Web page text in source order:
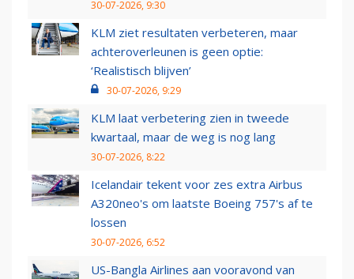
30-07-2026, 9:30
KLM ziet resultaten verbeteren, maar
achteroverleunen is geen optie:
‘Realistisch blijven’
30-07-2026, 9:29
KLM laat verbetering zien in tweede
kwartaal, maar de weg is nog lang
30-07-2026, 8:22
Icelandair tekent voor zes extra Airbus
A320neo's om laatste Boeing 757's af te
lossen
30-07-2026, 6:52
US-Bangla Airlines aan vooravond van